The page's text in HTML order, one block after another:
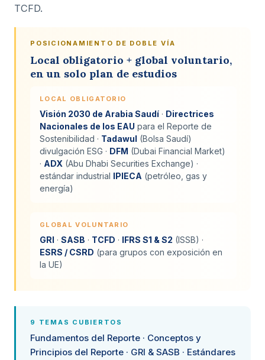
TCFD.
POSICIONAMIENTO DE DOBLE VÍA
Local obligatorio + global voluntario,
en un solo plan de estudios
LOCAL OBLIGATORIO
Visión 2030 de Arabia Saudí · Directrices
Nacionales de los EAU para el Reporte de
Sostenibilidad · Tadawul (Bolsa Saudí)
divulgación ESG · DFM (Dubai Financial Market)
· ADX (Abu Dhabi Securities Exchange) ·
estándar industrial IPIECA (petróleo, gas y
energía)
GLOBAL VOLUNTARIO
GRI · SASB · TCFD · IFRS S1 & S2 (ISSB) ·
ESRS / CSRD (para grupos con exposición en
la UE)
9 TEMAS CUBIERTOS
Fundamentos del Reporte · Conceptos y
Principios del Reporte · GRI & SASB · Estándares